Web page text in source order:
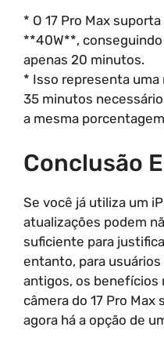
* O 17 Pro Max
**40W**,
apenas 20 minutos.
* Isso representa uma
35 minutos
a mesma
Conclusão
Se você já utiliza um
atualizações podem
suficiente para
entanto, para
antigos, os benefícios
câmera do 17 Pro Max
agora há a opção de